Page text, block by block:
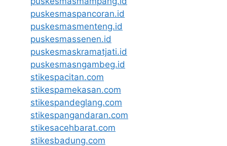
puskesmaspancoran.id
puskesmasmenteng.id
puskesmassenen.id
puskesmaskramatjati.id
puskesmasngambeg.id
stikespacitan.com
stikespamekasan.com
stikespandeglang.com
stikespangandaran.com
stikesacehbarat.com
stikesbadung.com